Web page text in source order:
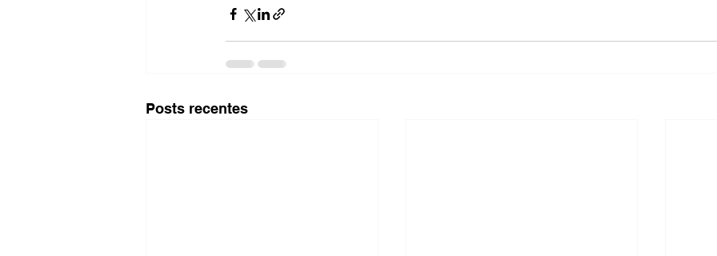
Posts recentes